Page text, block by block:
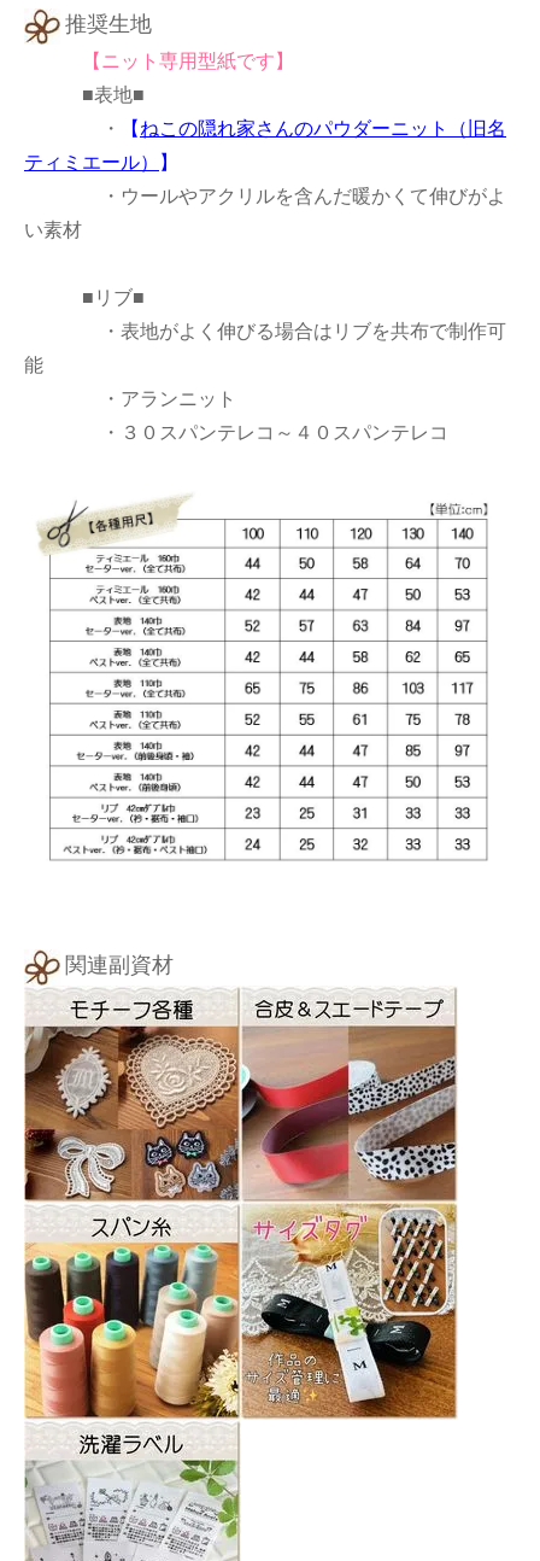
推奨生地
【ニット専用型紙です】
■表地■
・
【 ねこの隠れ家さんのパウダーニット（旧名
ティミエール）
】
・ウールやアクリルを含んだ暖かくて伸びがよ
い素材
■リブ■
・表地がよく伸びる場合はリブを共布で制作可
能
・アランニット
・３０スパンテレコ～４０スパンテレコ
関連副資材